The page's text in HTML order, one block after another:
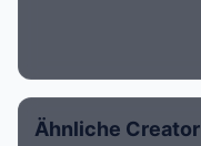
Ähnliche Creator